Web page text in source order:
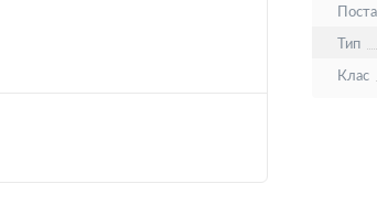
Тип
Клас